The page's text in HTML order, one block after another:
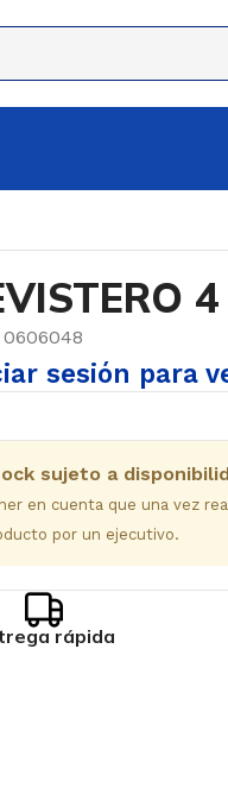
0606048
sesión para
sujeto a
en cuenta que una vez
por un ejecutivo.
rápida